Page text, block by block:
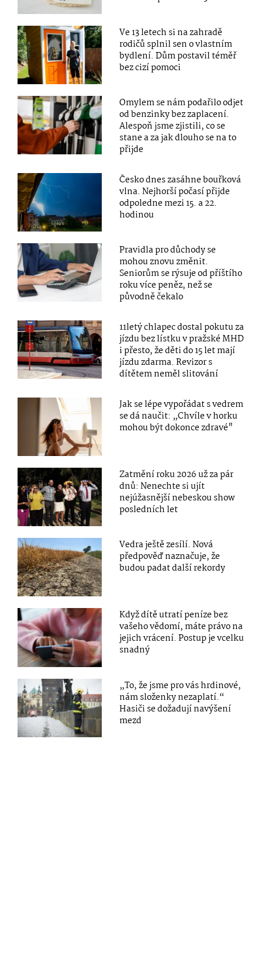
Ve 13 letech si na zahradě
rodičů splnil sen o vlastním
bydlení. Dům postavil téměř
bez cizí pomoci
Omylem se nám podařilo odjet
od benzinky bez zaplacení.
Alespoň jsme zjistili, co se
stane a za jak dlouho se na to
přijde
Česko dnes zasáhne bouřková
vlna. Nejhorší počasí přijde
odpoledne mezi 15. a 22.
hodinou
Pravidla pro důchody se
mohou znovu změnit.
Seniorům se rýsuje od příštího
roku více peněz, než se
původně čekalo
11letý chlapec dostal pokutu za
jízdu bez lístku v pražské MHD
i přesto, že děti do 15 let mají
jízdu zdarma. Revizor s
dítětem neměl slitování
Jak se lépe vypořádat s vedrem
se dá naučit: „Chvíle v horku
mohou být dokonce zdravé"
Zatmění roku 2026 už za pár
dnů: Nenechte si ujít
nejúžasnější nebeskou show
posledních let
Vedra ještě zesílí. Nová
předpověď naznačuje, že
budou padat další rekordy
Když dítě utratí peníze bez
vašeho vědomí, máte právo na
jejich vrácení. Postup je vcelku
snadný
„To, že jsme pro vás hrdinové,
nám složenky nezaplatí.“
Hasiči se dožadují navýšení
mezd